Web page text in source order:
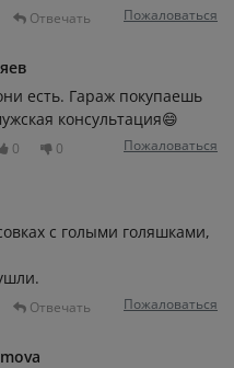
Отвечать Пожаловаться
есть. Гараж покупаешь
консультация😄
0 0 Пожаловаться
с голыми голяшками,
Отвечать Пожаловаться